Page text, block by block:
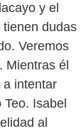
y el
dudas
Veremos
Mientras él
a intentar
Isabel
al